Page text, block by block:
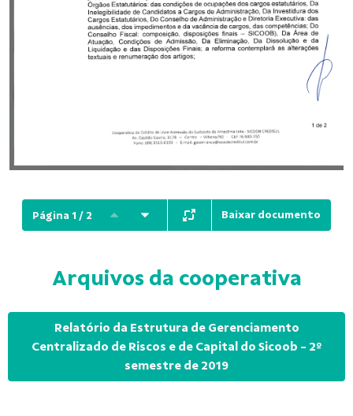
Página 1 / 2 Baixar documento
Arquivos da cooperativa
Relatório da Estrutura de Gerenciamento
Centralizado de Riscos e de Capital do Sicoob - 2º
semestre de 2019